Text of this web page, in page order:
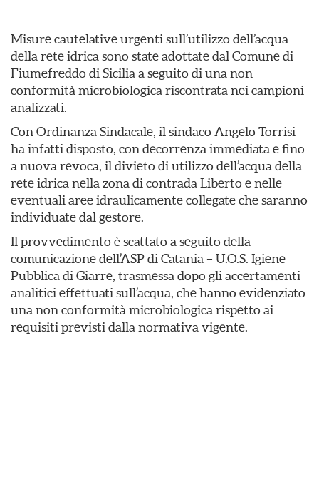
Misure cautelative urgenti sull’utilizzo dell’acqua
della rete idrica sono state adottate dal Comune di
Fiumefreddo di Sicilia a seguito di una non
conformità microbiologica riscontrata nei campioni
analizzati.
Con Ordinanza Sindacale, il sindaco Angelo Torrisi
ha infatti disposto, con decorrenza immediata e fino
a nuova revoca, il divieto di utilizzo dell’acqua della
rete idrica nella zona di contrada Liberto e nelle
eventuali aree idraulicamente collegate che saranno
individuate dal gestore.
Il provvedimento è scattato a seguito della
comunicazione dell’ASP di Catania – U.O.S. Igiene
Pubblica di Giarre, trasmessa dopo gli accertamenti
analitici effettuati sull’acqua, che hanno evidenziato
una non conformità microbiologica rispetto ai
requisiti previsti dalla normativa vigente.